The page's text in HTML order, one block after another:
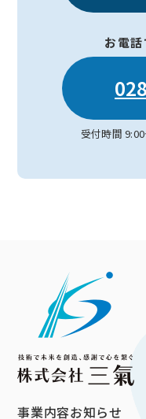
お電
受付時間
事業内容お知らせ